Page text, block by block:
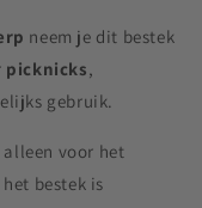
neem je dit bestek
picknicks,
gebruik.
alleen voor het
bestek is